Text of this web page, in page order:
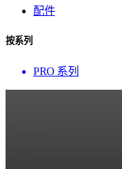
配件
按系列
PRO 系列